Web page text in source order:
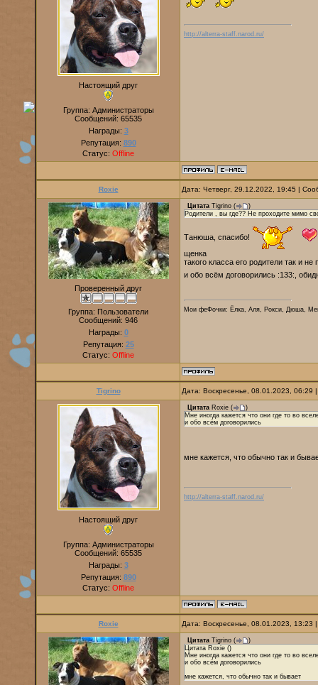
Настоящий друг
Группа: Администраторы
Сообщений: 65535
Награды: 3
Репутация: 890
Статус: Offline
http://alterra-staff.narod.ru/
Roxie Дата: Четверг, 29.12.2022, 19:45 |
Проверенный друг
Группа: Пользователи
Сообщений: 946
Награды: 0
Репутация: 25
Статус: Offline
Цитата Tigrino (
)
Родители , вы где?? Не проходите мимо
Танюша, спасибо!
щенка
такого класса его родители так и
и обо всём договорились :133:,
Мои феФочки: Ёлка, Аля, Рокси, Дюша,
Tigrino Дата: Воскресенье, 08.01.2023,
Настоящий друг
Группа: Администраторы
Сообщений: 65535
Награды: 3
Репутация: 890
Статус: Offline
Цитата Roxie (
)
Мне иногда кажется что они где то во
и обо всём договорились
мне кажется, что обычно так и
http://alterra-staff.narod.ru/
Roxie Дата: Воскресенье, 08.01.2023,
Цитата Tigrino (
)
Цитата Roxie ()
Мне иногда кажется что они где то во
и обо всём договорились
мне кажется, что обычно так и бывает